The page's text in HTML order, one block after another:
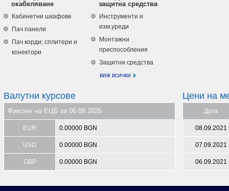
окабеляване
Кабинетни шкафове
Пач панели
Пач корди; сплитери и
конектори
защитна средства
Инструменти и
изм.уреди
Монтажни
приспособления
Защитни средства
виж всички
Валутни курсове
Фиксинг на ЕЦБ за 06.08.2026
EUR 0.00000 BGN
USD 0.00000 BGN
GBP 0.00000 BGN
Цени на
Дата
08.09.2021
07.09.2021
06.09.2021